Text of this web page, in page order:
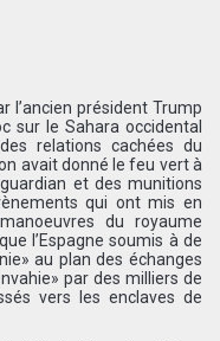
l’ancien président Trump
sur le Sahara occidental
relations cachées du
avait donné le feu vert à
et des munitions
qui ont mis en
du royaume
l’Espagne soumis à de
au plan des échanges
par des milliers de
vers les enclaves de